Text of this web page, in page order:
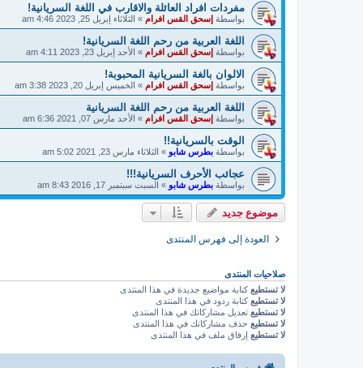
مفردات افراد العائلة والاقارب في اللغة السريانية!
بواسطة إسحق القس افرام » الثلاثاء إبريل 25, 2023 4:46 am
اللغة العربية من رحم اللغة السريانية!
بواسطة إسحق القس افرام » الأحد إبريل 23, 2023 4:11 am
الالوان بالغة السريانية المحبوبة!
بواسطة إسحق القس افرام » الخميس إبريل 20, 2023 3:38 am
اللغة العربية من رحم اللغة السريانية
بواسطة إسحق القس افرام » الأحد مارس 07, 2021 6:36 am
الوقت بالسريانية!!
بواسطة بطرس شابو » الثلاثاء مارس 23, 2021 5:02 am
عجائب الأحرف السريانية!!!
بواسطة بطرس شابو » السبت سبتمبر 17, 2016 8:43 am
موضوع جديد
العودة إلى فهرس المنتدى
صلاحيات المنتدى
لا تستطيع كتابة مواضيع جديدة في هذا المنتدى
لا تستطيع كتابة ردود في هذا المنتدى
لا تستطيع تعديل مشاركاتك في هذا المنتدى
لا تستطيع حذف مشاركاتك في هذا المنتدى
لا تستطيع إرفاق ملف في هذا المنتدى